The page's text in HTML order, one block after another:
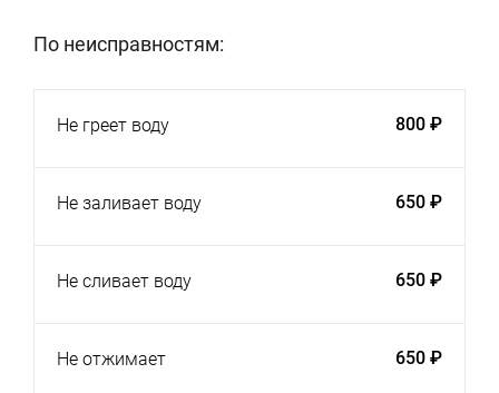
По неисправностям:
Не греет воду 800 ₽
Не заливает воду 650 ₽
Не сливает воду 650 ₽
Не отжимает 650 ₽